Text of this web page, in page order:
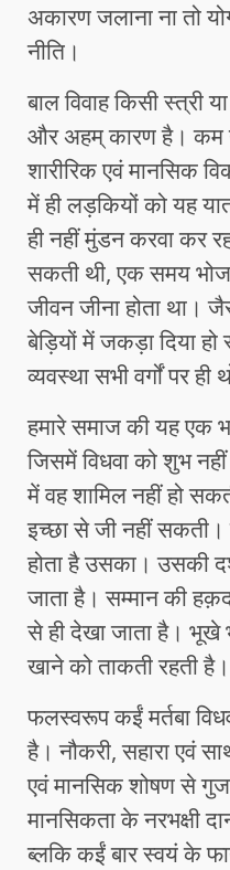
अकारण जलाना ना तो
नीति।
बाल विवाह किसी स्त्री
और अहम् कारण है। कम
शारीरिक एवं मानसिक
में ही लड़कियों को यह
ही नहीं मुंडन करवा कर
सकती थी, एक समय
जीवन जीना होता था।
बेड़ियों में जकड़ा दिया
व्यवस्था सभी वर्गों पर
हमारे समाज की यह एक
जिसमें विधवा को शुभ
में वह शामिल नहीं हो
इच्छा से जी नहीं सकती।
होता है उसका। उसकी
जाता है। सम्मान की
से ही देखा जाता है।
खाने को ताकती रहती है।
फलस्वरूप कईं मर्तबा
है। नौकरी, सहारा एवं
एवं मानसिक शोषण से
मानसिकता के नरभक्षी
ब्लकि कईं बार स्वयं के